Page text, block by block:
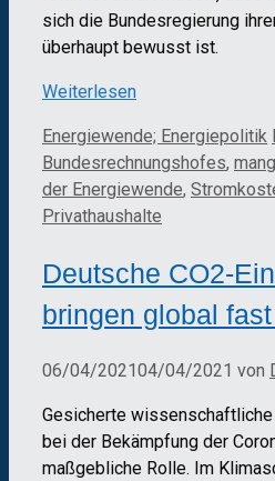
sich die Bundesregierung
überhaupt bewusst ist.
Weiterlesen
Kategorien
Energiewende; Energiepolitik
Bundesrechnungshofes,
der Energiewende,
Privathaushalte
Deutsche CO2-
bringen global
06/04/2021 04/04/2021 von
Gesicherte
bei der Bekämpfung der
maßgebliche Rolle. Im